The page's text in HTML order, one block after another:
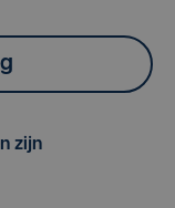
zijn